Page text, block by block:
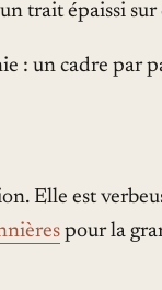
trait épaissi sur
: un cadre par
Elle est
pour la